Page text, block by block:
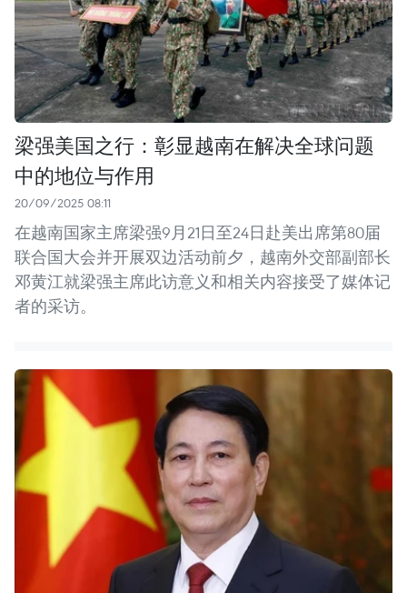
梁强美国之行：彰显越南在解决全球问题
中的地位与作用
20/09/2025 08:11
在越南国家主席梁强9月21日至24日赴美出席第80届
联合国大会并开展双边活动前夕，越南外交部副部长
邓黄江就梁强主席此访意义和相关内容接受了媒体记
者的采访。